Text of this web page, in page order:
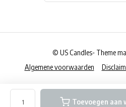
Toevoegen aan
Algemene voorwaarden
© US Candles- Theme